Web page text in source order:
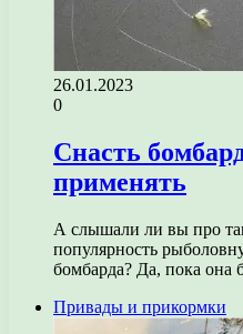
26.01.2023
0
Снасть
применять
А слышали ли вы про
популярность
бомбарда? Да, пока она
Привады и прикормки